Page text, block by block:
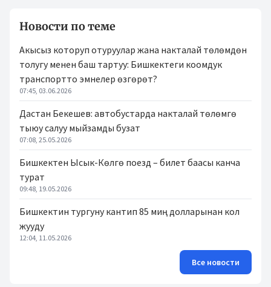
Новости по теме
Акысыз которуп отуруулар жана накталай төлөмдөн
толугу менен баш тартуу: Бишкектеги коомдук
транспортто эмнелер өзгөрөт?
07:45, 03.06.2026
Дастан Бекешев: автобустарда накталай төлөмгө
тыюу салуу мыйзамды бузат
07:08, 25.05.2026
Бишкектен Ысык-Көлгө поезд – билет баасы канча
турат
09:48, 19.05.2026
Бишкектин тургуну кантип 85 миң долларынан кол
жууду
12:04, 11.05.2026
Все новости